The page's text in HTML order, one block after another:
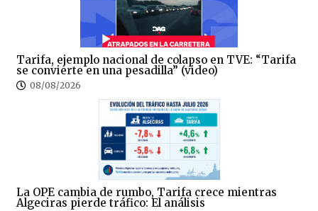
Tarifa, ejemplo nacional de colapso en TVE: “Tarifa
se convierte en una pesadilla” (video)
08/08/2026
La OPE cambia de rumbo, Tarifa crece mientras
Algeciras pierde tráfico: El análisis